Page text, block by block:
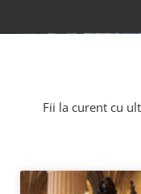
Fii la curent cu